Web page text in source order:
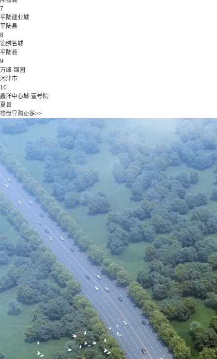
7
平陆建业城
平陆县
8
锦绣名城
平陆县
9
万峰·锦园
河津市
10
鑫洋中心城·壹号院
夏县
楼盘导购更多>>